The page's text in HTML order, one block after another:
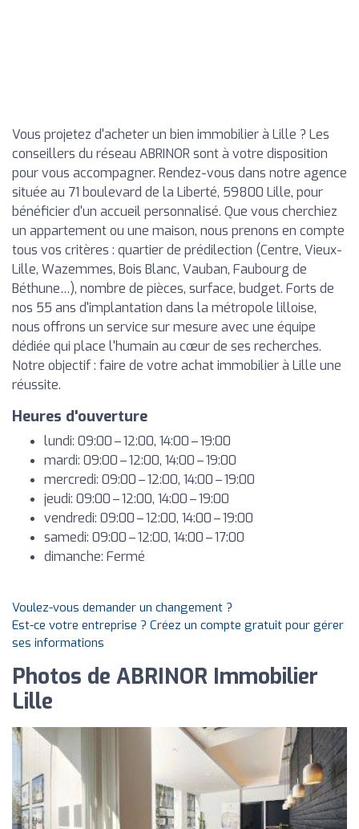
Vous projetez d'acheter un bien immobilier à Lille ? Les
conseillers du réseau ABRINOR sont à votre disposition
pour vous accompagner. Rendez-vous dans notre agence
située au 71 boulevard de la Liberté, 59800 Lille, pour
bénéficier d'un accueil personnalisé. Que vous cherchiez
un appartement ou une maison, nous prenons en compte
tous vos critères : quartier de prédilection (Centre, Vieux-
Lille, Wazemmes, Bois Blanc, Vauban, Faubourg de
Béthune…), nombre de pièces, surface, budget. Forts de
nos 55 ans d'implantation dans la métropole lilloise,
nous offrons un service sur mesure avec une équipe
dédiée qui place l'humain au cœur de ses recherches.
Notre objectif : faire de votre achat immobilier à Lille une
réussite.
Heures d'ouverture
lundi: 09:00 – 12:00, 14:00 – 19:00
mardi: 09:00 – 12:00, 14:00 – 19:00
mercredi: 09:00 – 12:00, 14:00 – 19:00
jeudi: 09:00 – 12:00, 14:00 – 19:00
vendredi: 09:00 – 12:00, 14:00 – 19:00
samedi: 09:00 – 12:00, 14:00 – 17:00
dimanche: Fermé
Voulez-vous demander un changement ?
Est-ce votre entreprise ? Créez un compte gratuit pour gérer
ses informations
Photos de ABRINOR Immobilier
Lille